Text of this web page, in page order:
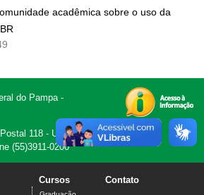
acadêmica sobre o uso da
do Pampa -
118 - Uruguaiana,
(55)3911-0200
Cursos Contato